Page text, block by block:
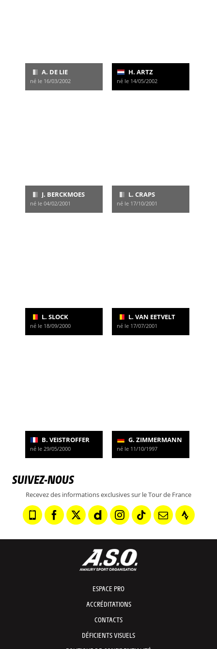
A. DE LIE
né le 16/03/2002
H. ARTZ
né le 14/05/2002
J. BERCKMOES
né le 04/02/2001
L. CRAPS
né le 17/10/2001
L. SLOCK
né le 18/09/2000
L. VAN EETVELT
né le 17/07/2001
B. VEISTROFFER
né le 29/05/2000
G. ZIMMERMANN
né le 11/10/1997
SUIVEZ-NOUS
Recevez des informations exclusives sur le Tour de France
ESPACE PRO
ACCRÉDITATIONS
CONTACTS
DÉFICIENTS VISUELS